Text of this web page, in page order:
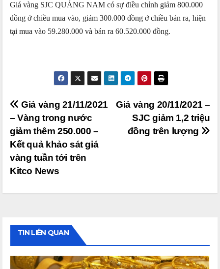
Giá vàng SJC QUẢNG NAM có sự điều chỉnh giảm 800.000
đồng ở chiều mua vào, giảm 300.000 đồng ở chiều bán ra, hiện
tại mua vào 59.280.000 và bán ra 60.520.000 đồng.
Điều
hướng
bài
viết
Giá vàng 20/11/2021 –
SJC giảm 1,2 triệu
đồng trên lượng
Giá vàng 21/11/2021
– Vàng trong nước
giảm thêm 250.000 –
Kết quả khảo sát giá
vàng tuần tới trên
Kitco News
TIN LIÊN QUAN